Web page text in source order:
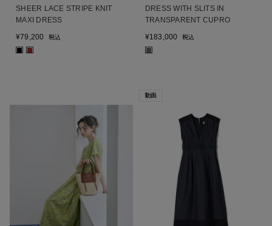
SHEER LACE STRIPE KNIT
MAXI DRESS
¥79,200 税込
■ ■
DRESS WITH SLITS IN
TRANSPARENT CUPRO
¥183,000 税込
■
動画